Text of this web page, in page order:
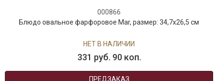
000866
Блюдо овальное фарфоровое Mar, размер: 34,7х26,5 см
НЕТ В НАЛИЧИИ
331 руб. 90 коп.
ПРЕДЗАКАЗ